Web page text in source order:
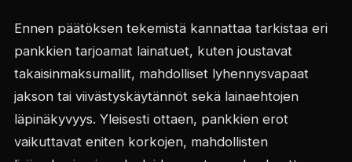
Ennen päätöksen tekemistä kannattaa tarkistaa eri
pankkien tarjoamat lainatuet, kuten joustavat
takaisinmaksumallit, mahdolliset lyhennysvapaat
jakson tai viivästyskäytännöt sekä lainaehtojen
läpinäkyvyys. Yleisesti ottaen, pankkien erot
vaikuttavat eniten korkojen, mahdollisten